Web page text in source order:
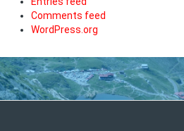
Comments feed
WordPress.org